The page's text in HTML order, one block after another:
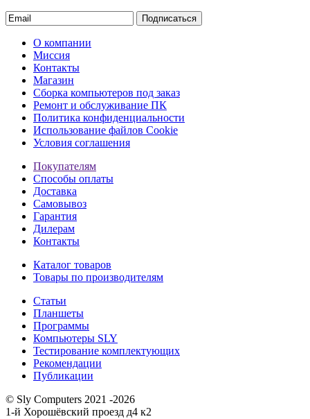
Подписаться
О компании
Миссия
Контакты
Магазин
Сборка компьютеров под заказ
Ремонт и обслуживание ПК
Политика конфиденциальности
Использование файлов Cookie
Условия соглашения
Покупателям
Способы оплаты
Доставка
Самовывоз
Гарантия
Дилерам
Контакты
Каталог товаров
Товары по производителям
Статьи
Планшеты
Программы
Компьютеры SLY
Тестирование комплектующих
Рекомендации
Публикации
© Sly Computers 2021 -2026
1-й Хорошёвский проезд д4 к2